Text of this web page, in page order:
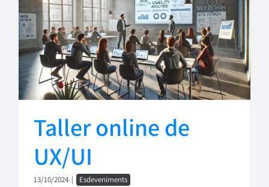
Taller online de
UX/UI
13/10/2024 | Esdeveniments